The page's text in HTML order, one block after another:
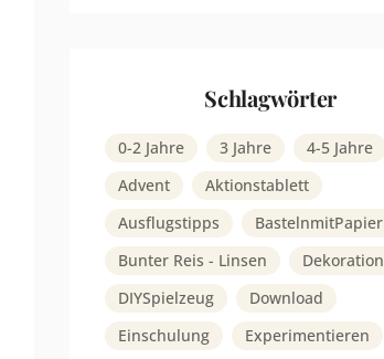
Schlagwörter
0-2 Jahre 3 Jahre
4-5 Jahre
Advent
Aktionstablett
Ausflugstipps
BastelnmitPapier
Bunter Reis - Linsen
Dekoration
DIYSpielzeug
Download
Einschulung
Experimentieren